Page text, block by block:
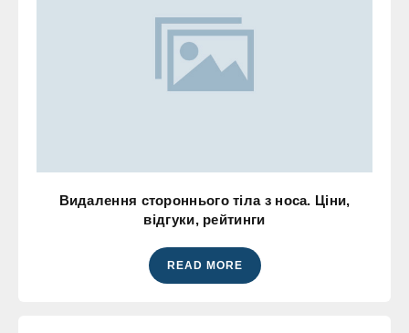
Видалення стороннього тіла з носа. Ціни,
відгуки, рейтинги
READ MORE